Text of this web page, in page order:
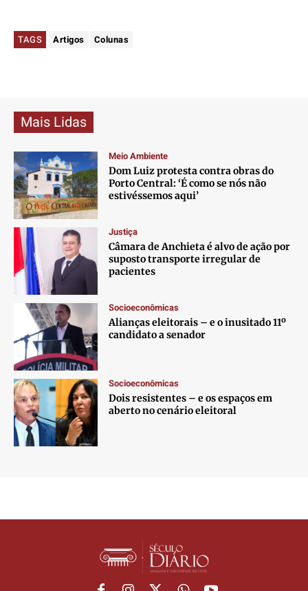
TAGS Artigos Colunas
Mais Lidas
Meio Ambiente
Dom Luiz protesta contra obras do
Porto Central: ‘É como se nós não
estivéssemos aqui’
Justiça
Câmara de Anchieta é alvo de ação por
suposto transporte irregular de
pacientes
Socioeconômicas
Alianças eleitorais – e o inusitado 11º
candidato a senador
Socioeconômicas
Dois resistentes – e os espaços em
aberto no cenário eleitoral